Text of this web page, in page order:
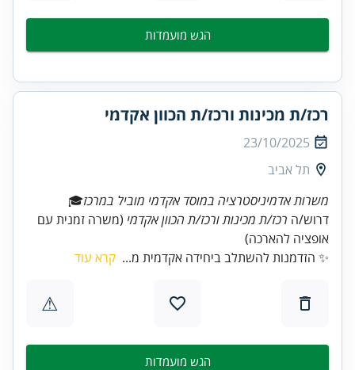
הגש מועמדות
רכז/ת מכינות ורכז/ת הכוון אקדמי
23/10/2025
תל אביב
משרות אדמיניסטרציה במוסד אקדמי מוביל במרכז
דרוש/ה רכז/ת מכינות ורכז/ת הכוון אקדמי (משרה זמנית עם
אופציה להארכה)
✨ הזדמנות להשתלב ביחידה אקדמית מ... קרא עוד
⚠
הגש מועמדות